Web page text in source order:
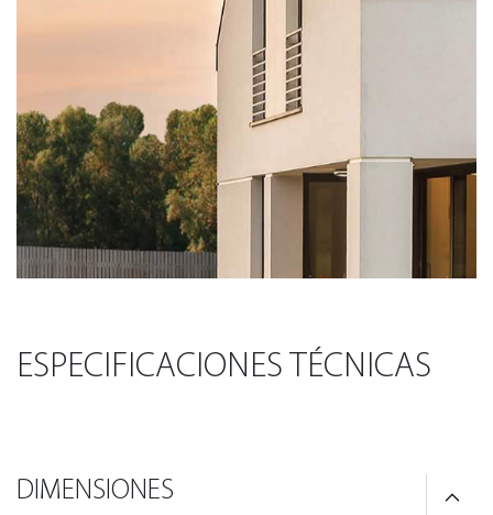
ESPECIFICACIONES TÉCNICAS
DIMENSIONES